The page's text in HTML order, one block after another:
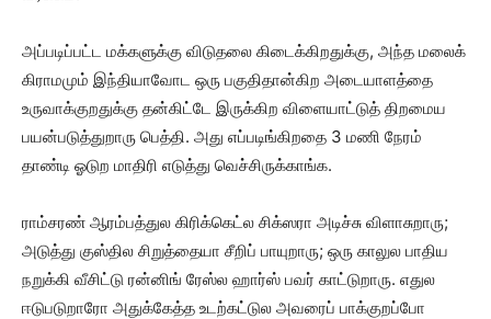
அப்படிப்பட்ட மக்களுக்கு விடுதலை கிடைக்கிறதுக்கு, அந்த மலைக்
கிராமமும் இந்தியாவோட ஒரு பகுதிதான்கிற அடையாளத்தை
உருவாக்குறதுக்கு தன்கிட்டே இருக்கிற விளையாட்டுத் திறமைய
பயன்படுத்துறாரு பெத்தி. அது எப்படிங்கிறதை 3 மணி நேரம்
தாண்டி ஓடுற மாதிரி எடுத்து வெச்சிருக்காங்க.
ராம்சரண் ஆரம்பத்துல கிரிக்கெட்ல சிக்ஸரா அடிச்சு விளாசுறாரு;
அடுத்து குஸ்தில சிறுத்தையா சீறிப் பாயுறாரு; ஒரு காலுல பாதிய
நறுக்கி வீசிட்டு ரன்னிங் ரேஸ்ல ஹார்ஸ் பவர் காட்டுறாரு. எதுல
ஈடுபடுறாரோ அதுக்கேத்த உடற்கட்டுல அவரைப் பாக்குறப்போ